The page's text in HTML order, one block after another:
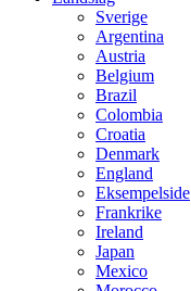
Sverige
Argentina
Austria
Belgium
Brazil
Colombia
Croatia
Denmark
England
Eksempelside
Frankrike
Ireland
Japan
Mexico